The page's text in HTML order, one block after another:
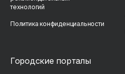
технологий
Политика конфиденциальности
Городские порталы